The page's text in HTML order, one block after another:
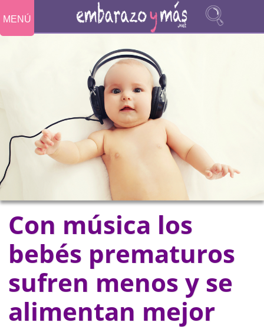
MENÚ
Con música los
bebés prematuros
sufren menos y se
alimentan mejor